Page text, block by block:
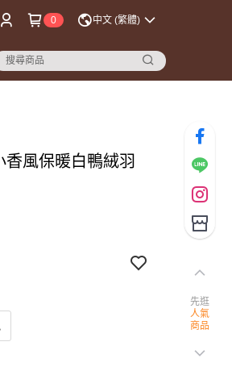
0 中文 (繁體)
風保暖白鴨絨羽
先逛
人氣
商品